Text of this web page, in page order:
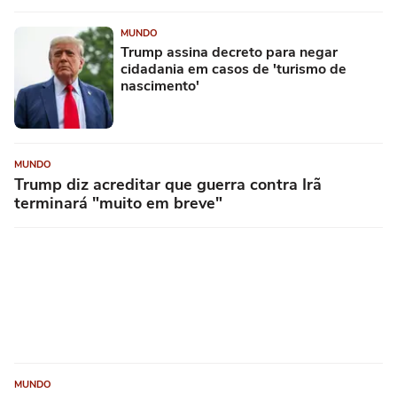
MUNDO
Trump assina decreto para negar
cidadania em casos de 'turismo de
nascimento'
MUNDO
Trump diz acreditar que guerra contra Irã
terminará "muito em breve"
MUNDO